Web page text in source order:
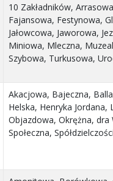
10 Zakładników,
Fajansowa, Festynowa,
Jałowcowa, Jaworowa,
Miniowa, Mleczna,
Szybowa, Turkusowa,
Akacjowa, Bajeczna,
Helska, Henryka
Objazdowa, Okrężna, dra
Społeczna,